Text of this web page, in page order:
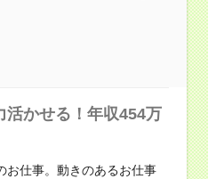
活かせる！年収454万
お仕事。動きのあるお仕事